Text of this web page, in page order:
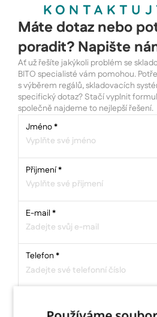
Máte dotaz nebo
poradit? Napište
Ať už řešíte jakýkoli problém se
BITO specialisté vám pomohou.
s výběrem regálů, skladovacích
specifický dotaz? Stačí vyplnit
společně najdeme to nejlepší řešení.
Jméno*
Přijmení*
E-mail*
Telefon *